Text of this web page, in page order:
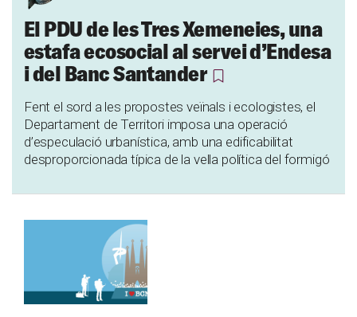
El PDU de les Tres Xemeneies, una
estafa ecosocial al servei d’Endesa
i del Banc Santander
Fent el sord a les propostes veïnals i ecologistes, el
Departament de Territori imposa una operació
d’especulació urbanística, amb una edificabilitat
desproporcionada típica de la vella política del formigó